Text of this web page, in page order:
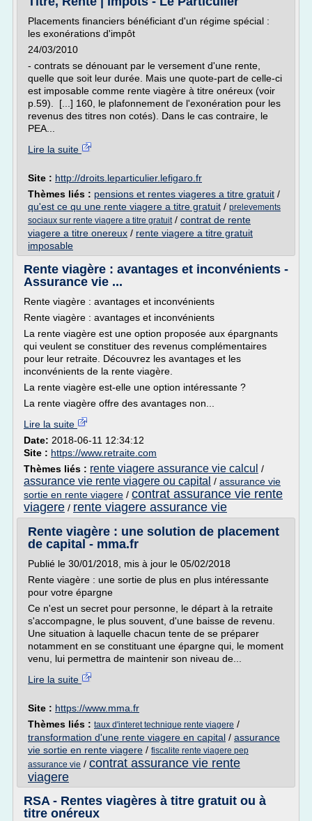
Placements financiers bénéficiant d'un régime spécial :
les exonérations d'impôt
24/03/2010
- contrats se dénouant par le versement d'une rente,
quelle que soit leur durée. Mais une quote-part de celle-ci
est imposable comme rente viagère à titre onéreux (voir
p.59). [...] 160, le plafonnement de l'exonération pour les
revenus des titres non cotés). Dans le cas contraire, le
PEA...
Lire la suite
Site : http://droits.leparticulier.lefigaro.fr
Thèmes liés : pensions et rentes viageres a titre gratuit /
qu'est ce qu une rente viagere a titre gratuit / prelevements
sociaux sur rente viagere a titre gratuit/ contrat de rente
viagere a titre onereux / rente viagere a titre gratuit
imposable
Rente viagère : avantages et inconvénients -
Assurance vie ...
Rente viagère : avantages et inconvénients
Rente viagère : avantages et inconvénients
La rente viagère est une option proposée aux épargnants
qui veulent se constituer des revenus complémentaires
pour leur retraite. Découvrez les avantages et les
inconvénients de la rente viagère.
La rente viagère est-elle une option intéressante ?
La rente viagère offre des avantages non...
Lire la suite
Date: 2018-06-11 12:34:12
Site : https://www.retraite.com
Thèmes liés : rente viagere assurance vie calcul /
assurance vie rente viagere ou capital / assurance vie
sortie en rente viagere / contrat assurance vie rente
viagere / rente viagere assurance vie
Rente viagère : une solution de placement
de capital - mma.fr
Publié le 30/01/2018, mis à jour le 05/02/2018
Rente viagère : une sortie de plus en plus intéressante
pour votre épargne
Ce n'est un secret pour personne, le départ à la retraite
s'accompagne, le plus souvent, d'une baisse de revenu.
Une situation à laquelle chacun tente de se préparer
notamment en se constituant une épargne qui, le moment
venu, lui permettra de maintenir son niveau de...
Lire la suite
Site : https://www.mma.fr
Thèmes liés : taux d'interet technique rente viagere /
transformation d'une rente viagere en capital / assurance
vie sortie en rente viagere / fiscalite rente viagere pep
assurance vie / contrat assurance vie rente
viagere
RSA - Rentes viagères à titre gratuit ou à
titre onéreux